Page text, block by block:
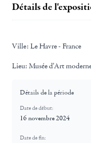
Détails de
Ville: Le Havre - France
Lieu: Musée d'Art
Détails de la période
Date de début:
16 novembre 2024
Date de fin: